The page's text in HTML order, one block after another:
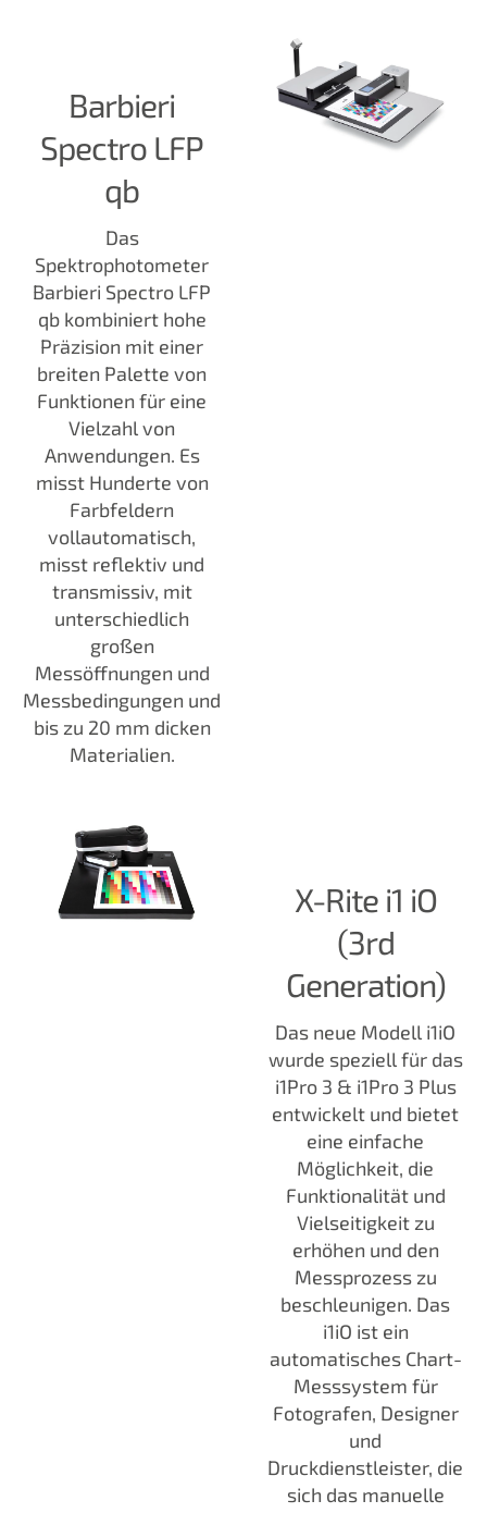
Barbieri
Spectro LFP
qb
Das
Spektrophotometer
Barbieri Spectro LFP
qb kombiniert hohe
Präzision mit einer
breiten Palette von
Funktionen für eine
Vielzahl von
Anwendungen. Es
misst Hunderte von
Farbfeldern
vollautomatisch,
misst reflektiv und
transmissiv, mit
unterschiedlich
großen
Messöffnungen und
Messbedingungen und
bis zu 20 mm dicken
Materialien.
X-Rite i1 iO
(3rd
Generation)
Das neue Modell i1iO
wurde speziell für das
i1Pro 3 & i1Pro 3 Plus
entwickelt und bietet
eine einfache
Möglichkeit, die
Funktionalität und
Vielseitigkeit zu
erhöhen und den
Messprozess zu
beschleunigen. Das
i1iO ist ein
automatisches Chart-
Messsystem für
Fotografen, Designer
und
Druckdienstleister, die
sich das manuelle